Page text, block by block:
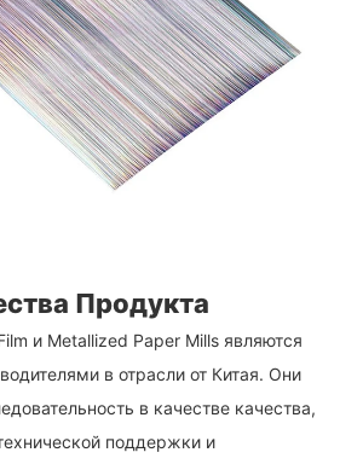
Продукта
и Metallized Paper Mills являются
в отрасли от Китая. Они
в качестве качества,
поддержки и